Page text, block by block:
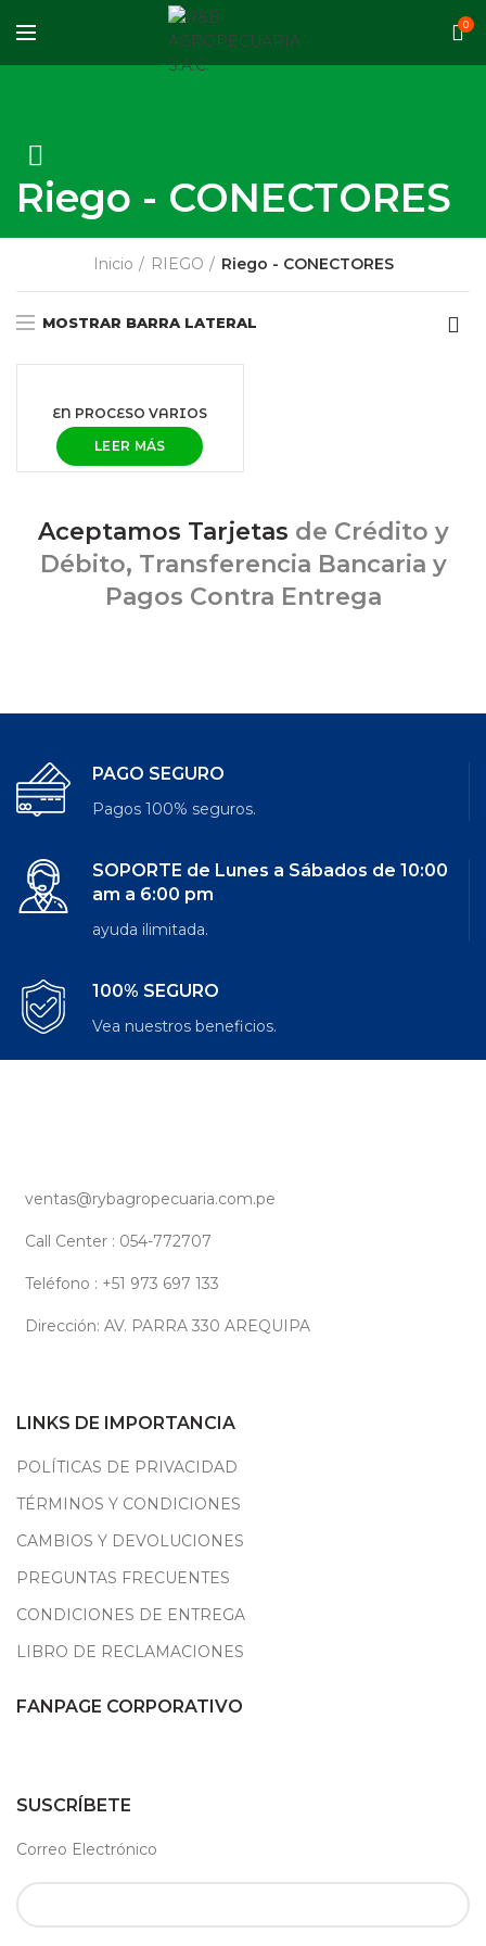
0
Riego - CONECTORES
Inicio RIEGO Riego - CONECTORES
MOSTRAR BARRA LATERAL
EN PROCESO VARIOS
LEER MÁS
Aceptamos Tarjetas de Crédito y
Débito, Transferencia Bancaria y
Pagos Contra Entrega
PAGO SEGURO
Pagos 100% seguros.
SOPORTE de Lunes a Sábados de 10:00
am a 6:00 pm
ayuda ilimitada.
100% SEGURO
Vea nuestros beneficios.
ventas@rybagropecuaria.com.pe
Call Center : 054-772707
Teléfono : +51 973 697 133
Dirección: AV. PARRA 330 AREQUIPA
LINKS DE IMPORTANCIA
POLÍTICAS DE PRIVACIDAD
TÉRMINOS Y CONDICIONES
CAMBIOS Y DEVOLUCIONES
PREGUNTAS FRECUENTES
CONDICIONES DE ENTREGA
LIBRO DE RECLAMACIONES
FANPAGE CORPORATIVO
SUSCRÍBETE
Correo Electrónico